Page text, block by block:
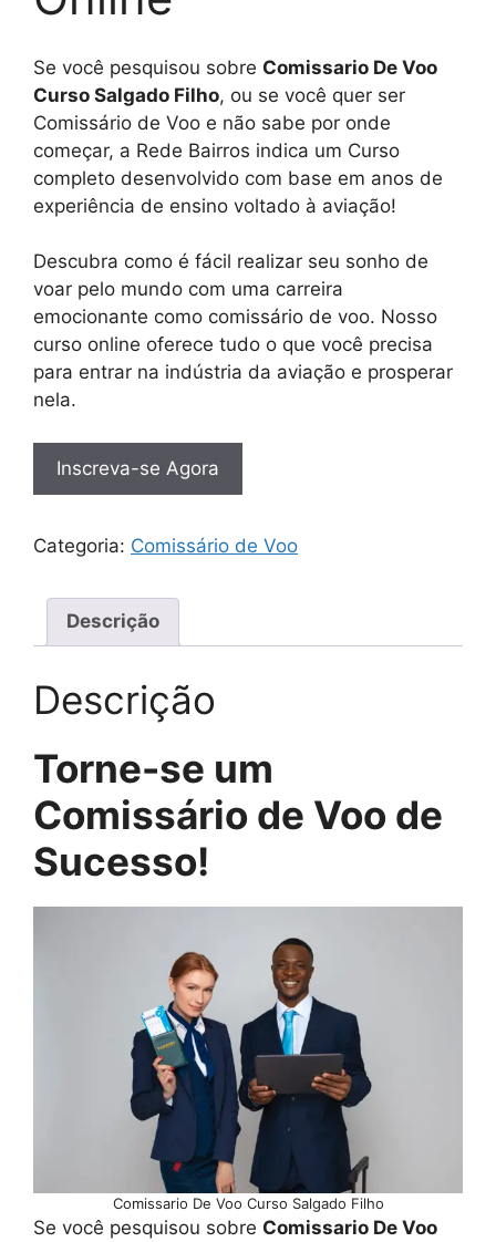
Se você pesquisou sobre Comissario De Voo
Curso Salgado Filho, ou se você quer ser
Comissário de Voo e não sabe por onde
começar, a Rede Bairros indica um Curso
completo desenvolvido com base em anos de
experiência de ensino voltado à aviação!
Descubra como é fácil realizar seu sonho de
voar pelo mundo com uma carreira
emocionante como comissário de voo. Nosso
curso online oferece tudo o que você precisa
para entrar na indústria da aviação e prosperar
nela.
Inscreva-se Agora
Categoria: Comissário de Voo
Descrição
Descrição
Torne-se um
Comissário de Voo de
Sucesso!
Comissario De Voo Curso Salgado Filho
Se você pesquisou sobre Comissario De Voo